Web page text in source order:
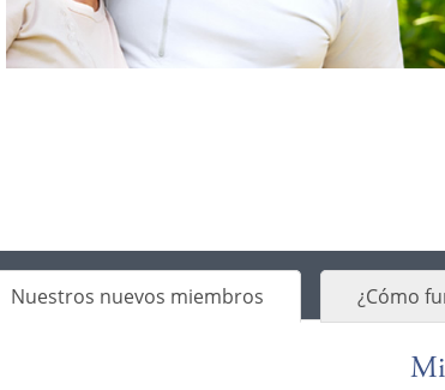
Nuestros nuevos miembros ¿Cómo